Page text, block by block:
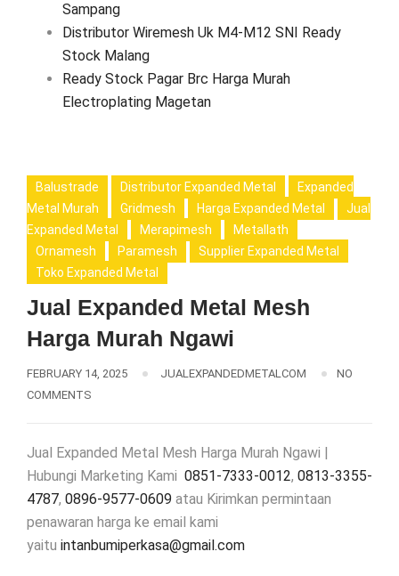
Sampang
Distributor Wiremesh Uk M4-M12 SNI Ready
Stock Malang
Ready Stock Pagar Brc Harga Murah
Electroplating Magetan
Balustrade Distributor Expanded Metal
Expanded
Metal Murah
Gridmesh Harga Expanded Metal
Jual
Expanded Metal
Merapimesh
Metallath
Ornamesh
Paramesh
Supplier Expanded Metal
Toko Expanded Metal
Jual Expanded Metal Mesh
Harga Murah Ngawi
FEBRUARY 14, 2025 JUALEXPANDEDMETALCOM
NO
COMMENTS
Jual Expanded Metal Mesh Harga Murah Ngawi |
Hubungi Marketing Kami 0851-7333-0012, 0813-3355-
4787, 0896-9577-0609 atau Kirimkan permintaan
penawaran harga ke email kami
yaitu intanbumiperkasa@gmail.com